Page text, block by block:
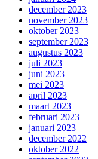
december 2023
november 2023
oktober 2023
september 2023
augustus 2023
juli 2023
juni 2023
mei 2023
april 2023
maart 2023
februari 2023
januari 2023
december 2022
oktober 2022